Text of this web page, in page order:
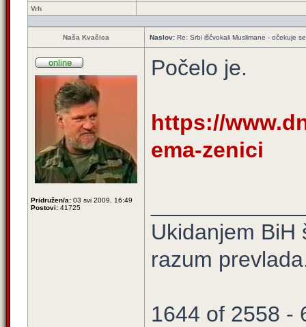
Vrh
Naša Kvačica Naslov: Re: Srbi iščvokali Muslimane - očekuje
Pridružen/a: 03 svi 2009, 16:49
Postovi: 41725
Počelo je.
https://
ema-zenici
Ukidanjem BiH
razum
1644 of 2558 -